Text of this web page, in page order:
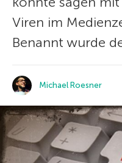
Viren im
Benannt wurde
Michael Roesner